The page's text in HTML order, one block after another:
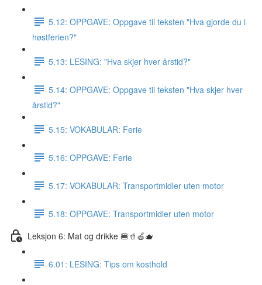
5.12: OPPGAVE: Oppgave til teksten "Hva gjorde du i
høstferien?"
5.13: LESING: "Hva skjer hver årstid?"
5.14: OPPGAVE: Oppgave til teksten "Hva skjer hver
årstid?"
5.15: VOKABULAR: Ferie
5.16: OPPGAVE: Ferie
5.17: VOKABULAR: Transportmidler uten motor
5.18: OPPGAVE: Transportmidler uten motor
Leksjon 6: Mat og drikke 🍔🥤🍏🫖
6.01: LESING: Tips om kosthold